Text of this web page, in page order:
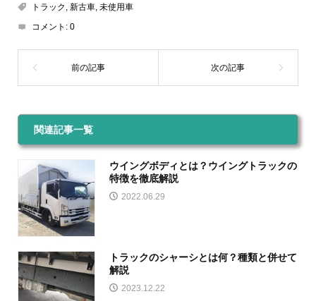
トラック , 新古車, 未使用車
コメント: 0
関連記事一覧
ウイングボディとは？ウイングトラックの
特徴を徹底解説
2022.06.29
トラックのシャーシとは何？種類と併せて
解説
2023.12.22